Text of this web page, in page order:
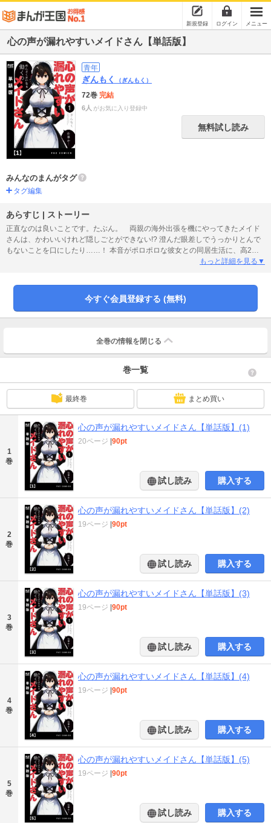
新規登録 ログイン メニュー
心の声が漏れやすいメイドさん【単話版】
青年
ぎんもく （ぎんもく）
72巻 完結
6人 がお気に入り登録中
無料試し読み
みんなのまんがタグ
タグ編集
あらすじ | ストーリー
正直なのは良いことです。たぶん。 両親の海外出張を機にやってきたメイド
さんは、かわいいけれど隠しごとができない!? 澄んだ眼差しでうっかりとんで
もないことを口にしたり……！ 本音がポロポロな彼女との同居生活に、高2男
子は翻弄されっぱなし!! twitterから連載化の著者・初コミックス。（※本電子書
もっと詳細を見る▼
今すぐ会員登録する (無料)
全巻の情報を 閉じる
巻一覧
最終巻 まとめ買い
1
巻
心の声が漏れやすいメイドさん【単話版】(1)
20ページ |90pt
試し読み 購入する
2
巻
心の声が漏れやすいメイドさん【単話版】(2)
19ページ |90pt
試し読み 購入する
3
巻
心の声が漏れやすいメイドさん【単話版】(3)
19ページ |90pt
試し読み 購入する
4
巻
心の声が漏れやすいメイドさん【単話版】(4)
19ページ |90pt
試し読み 購入する
5
巻
心の声が漏れやすいメイドさん【単話版】(5)
19ページ |90pt
試し読み 購入する